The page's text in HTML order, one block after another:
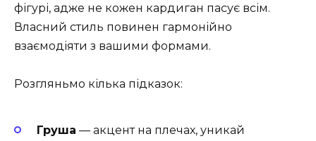
фігурі, адже не кожен кардиган пасує всім.
Власний стиль повинен гармонійно
взаємодіяти з вашими формами.
Розгляньмо кілька підказок:
Груша — акцент на плечах, уникай